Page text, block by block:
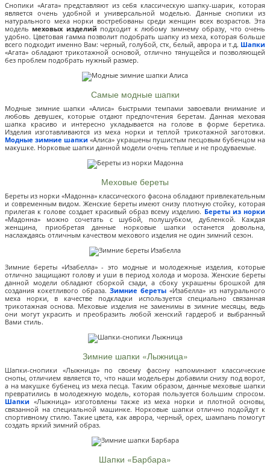
Снопики «Агата» представляют из себя классическую шапку-шарик, которая
является очень удобной и универсальной моделью. Данные снопики из
натурального меха норки востребованы среди женщин всех возрастов. Эта
модельмеховых изделий подходит к любому зимнему образу, что очень
удобно. Цветовая гамма позволит подобрать шапку из меха, которая больше
всего подходит именно Вам: черный, голубой, стк, белый, аврора и т.д. Шапки
«Агата» обладают трикотажной основой, отлично тянущейся и позволяющей
без проблем подобрать нужный размер.
Самые модные шапки
Модные зимние шапки «Алиса» быстрыми темпами завоевали внимание и
любовь девушек, которые отдают предпочтения беретам. Данная меховая
шапка красиво и интересно укладывается на голове в форме беретика.
Изделия изготавливаются из меха норки и теплой трикотажной заготовки.
Модные зимние шапки «Алиса» украшены пушистым песцовым бубенцом на
макушке. Норковые шапки данной модели очень теплые и не продуваемые.
Меховые береты
Береты из норки «Мадонна» классического фасона обладают привлекательным
и современным видом. Женские береты имеют снизу плотную стойку, которая
прилегая к голове создает красивый образ всему изделию. Береты из норки
«Мадонна» можно сочетать с шубой, полушубком, дубленкой. Каждая
женщина, приобретая данные норковые шапки останется довольна,
наслаждаясь отличным качеством мехового изделия не один зимний сезон.
Зимние береты «Изабелла» - это модные и молодежные изделия, которые
отлично защищают голову и уши в период холода и мороза. Женские береты
данной модели обладают сборкой сзади, а сбоку украшены брошкой для
создания кокетливого образа. Зимние береты «Изабелла» из натурального
меха норки, в качестве подкладки используется специально связанная
трикотажная основа. Меховые изделия не заменимы в зимние месяцы, ведь
они могут украсить и преобразить любой женский гардероб и выбранный
Вами стиль.
Зимние шапки «Лыжница»
Шапки-снопики «Лыжница» по своему фасону напоминают классические
снопы, отличием является то, что наши модельеры добавили снизу под ворот,
а на макушке бубенец из меха песца. Таким образом, данные меховые шапки
превратились в молодежную модель, которая пользуется большим спросом.
Шапки «Лыжница» изготовлены также из меха норки и плотной основы,
связанной на специальной машинке. Норковые шапки отлично подойдут к
спортивному стилю. Такие цвета, как аврора, черный, орех, шампань помогут
создать яркий зимний образ.
Шапки «Барбара»